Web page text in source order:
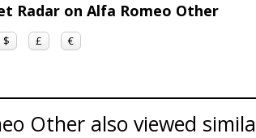
Radar on Alfa Romeo Other
$ £ €
Other also viewed